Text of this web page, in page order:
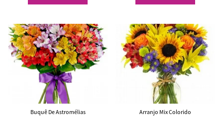
Buquê De Astromélias Arranjo Mix Colorido